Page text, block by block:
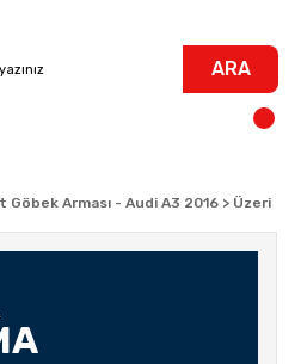
ARA
Göbek Arması - Audi A3 2016 > Üzeri